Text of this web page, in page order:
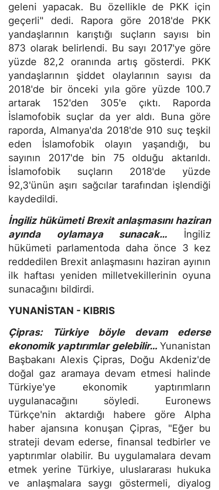
geleni yapacak. Bu özellikle de PKK için
geçerli" dedi. Rapora göre 2018'de PKK
yandaşlarının karıştığı suçların sayısı bin
873 olarak belirlendi. Bu sayı 2017'ye göre
yüzde 82,2 oranında artış gösterdi. PKK
yandaşlarının şiddet olaylarının sayısı da
2018'de bir önceki yıla göre yüzde 100.7
artarak 152'den 305'e çıktı. Raporda
İslamofobik suçlar da yer aldı. Buna göre
raporda, Almanya'da 2018'de 910 suç teşkil
eden İslamofobik olayın yaşandığı, bu
sayının 2017'de bin 75 olduğu aktarıldı.
İslamofobik suçların 2018'de yüzde
92,3'ünün aşırı sağcılar tarafından işlendiği
kaydedildi.
İngiliz hükümeti Brexit anlaşmasını haziran
ayında oylamaya sunacak…
İngiliz
hükümeti parlamentoda daha önce 3 kez
reddedilen Brexit anlaşmasını haziran ayının
ilk haftası yeniden milletvekillerinin oyuna
sunacağını bildirdi.
YUNANİSTAN - KIBRIS
Çipras: Türkiye böyle devam ederse
ekonomik yaptırımlar gelebilir… Yunanistan
Başbakanı Alexis Çipras, Doğu Akdeniz'de
doğal gaz aramaya devam etmesi halinde
Türkiye'ye ekonomik yaptırımların
uygulanacağını söyledi. Euronews
Türkçe'nin aktardığı habere göre Alpha
haber ajansına konuşan Çipras, "Eğer bu
strateji devam ederse, finansal tedbirler ve
yaptırımlar olabilir. Bu uygulamalara devam
etmek yerine Türkiye, uluslararası hukuka
ve anlaşmalara saygı göstermeli, diyalog